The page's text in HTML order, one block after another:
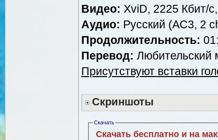
Видео: XviD, 2225 Кбит/
Аудио: Русский (AC3, 2
Продолжительность:
Перевод: Любительский
Присутствуют вставки
Скриншоты
Скачать
Скачать бесплатно и на